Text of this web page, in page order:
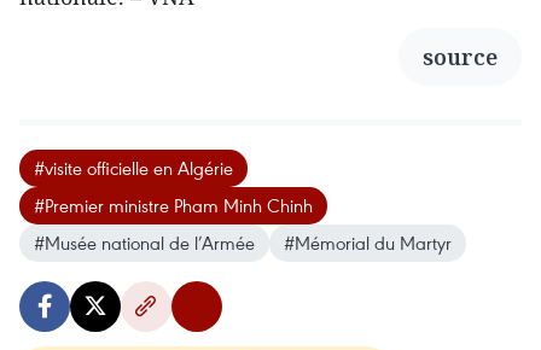
source
#visite officielle en Algérie
#Premier ministre Pham Minh Chinh
#Musée national de l’Armée
#Mémorial du Martyr